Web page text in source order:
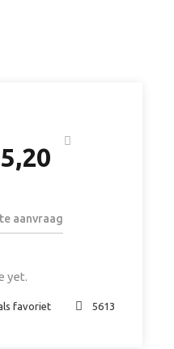
aanvraag
yet.
favoriet 5613
Canyon. Hier heb je